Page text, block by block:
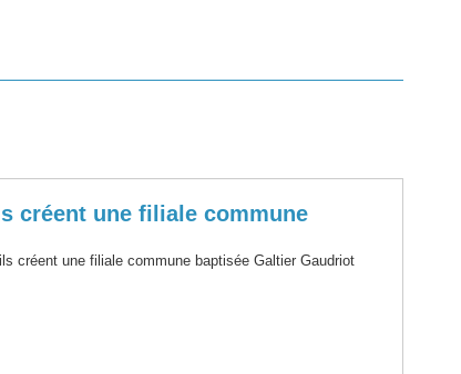
créent une filiale commune
créent une filiale commune baptisée Galtier Gaudriot